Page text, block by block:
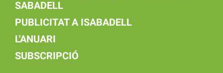
SABADELL
PUBLICITAT A ISABADELL
L'ANUARI
SUBSCRIPCIÓ